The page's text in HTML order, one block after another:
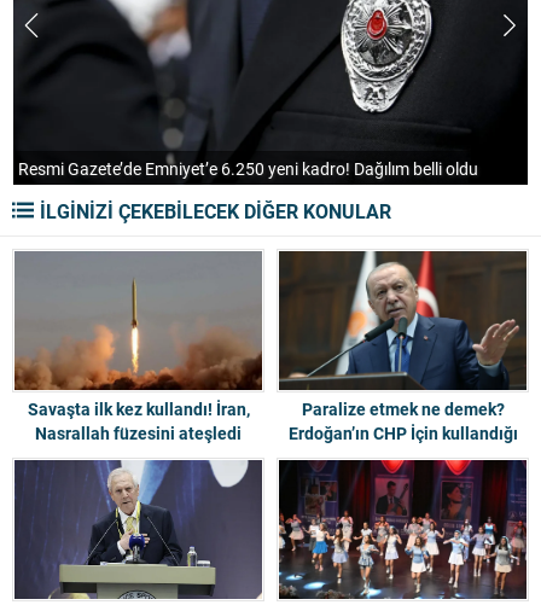
Cansever’in serveti ne kadar? Vasiyeti var mı?
İLGİNİZİ ÇEKEBİLECEK DİĞER KONULAR
Savaşta ilk kez kullandı! İran,
Nasrallah füzesini ateşledi
Paralize etmek ne demek?
Erdoğan’ın CHP İçin kullandığı
kelime gündem oldu